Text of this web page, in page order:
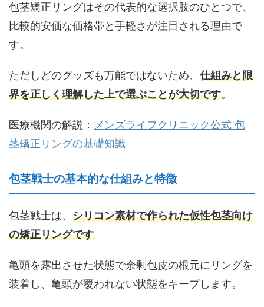
包茎矯正リングはその代表的な選択肢のひとつで、
比較的安価な価格帯と手軽さが注目される理由で
す。
ただしどのグッズも万能ではないため、 仕組みと限
界を正しく理解した上で選ぶことが大切です。
医療機関の解説： メンズライフクリニック公式 包
茎矯正リングの基礎知識
包茎戦士の基本的な仕組みと特徴
包茎戦士は、 シリコン素材で作られた仮性包茎向け
の矯正リングです。
亀頭を露出させた状態で余剰包皮の根元にリングを
装着し、亀頭が覆われない状態をキープします。